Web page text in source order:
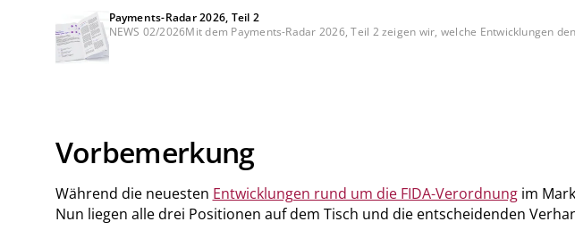
Payments-Radar 2026, Teil 2
NEWS 02/2026Mit dem Payments-Radar 2026, Teil 2 zeigen wir, welche
Vorbemerkung
Während die neuesten Entwicklungen rund um die FIDA-Verordnungim
Nun liegen alle drei Positionen auf dem Tisch und die entscheidenden